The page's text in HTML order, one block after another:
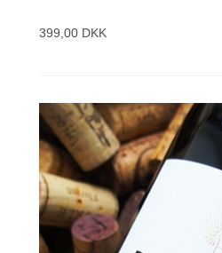
399,00 DKK